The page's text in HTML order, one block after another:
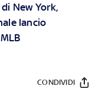
New York,
lancio
CONDIVIDI